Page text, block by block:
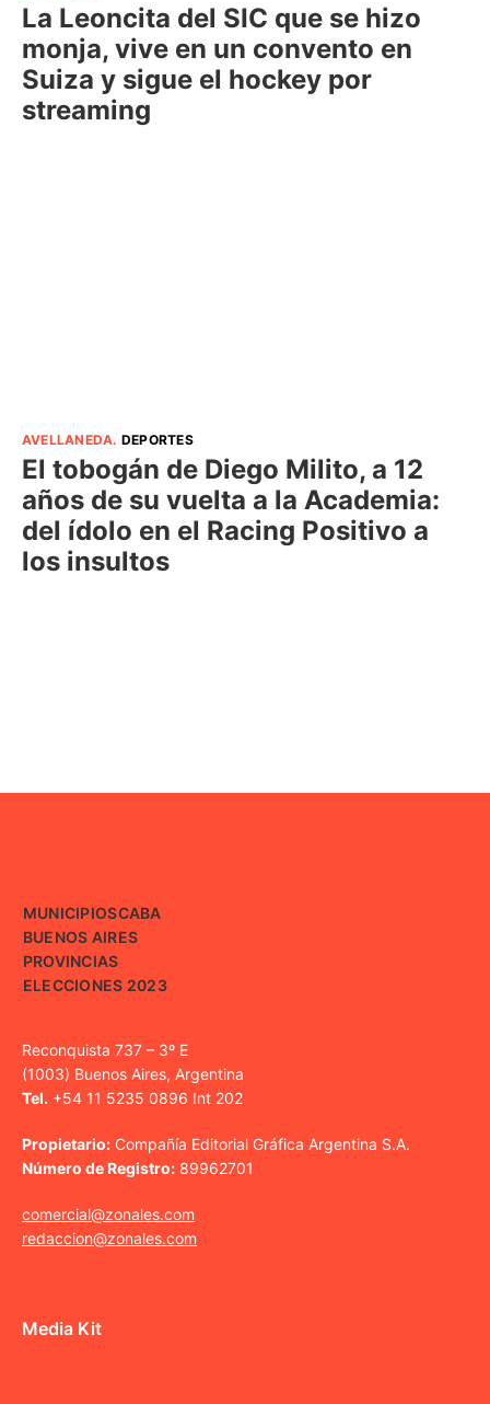
La Leoncita del SIC que se hizo
monja, vive en un convento en
Suiza y sigue el hockey por
streaming
AVELLANEDA. DEPORTES
El tobogán de Diego Milito, a 12
años de su vuelta a la Academia:
del ídolo en el Racing Positivo a
los insultos
MUNICIPIOSCABA
BUENOS AIRES
PROVINCIAS
ELECCIONES 2023
Reconquista 737 – 3º E
(1003) Buenos Aires, Argentina
Tel. +54 11 5235 0896 Int 202
Propietario: Compañía Editorial Gráfica Argentina S.A.
Número de Registro: 89962701
comercial@zonales.com
redaccion@zonales.com
Media Kit